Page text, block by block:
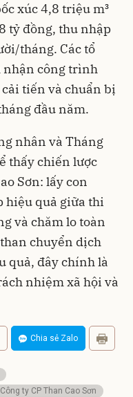
xúc 4,8 triệu m³
tỷ đồng, thu nhập
tháng. Các tổ
nhận công trình
tiến và chuẩn bị
đầu năm.
nhân và Tháng
thấy chiến lược
Sơn: lấy con
hiệu quả giữa thi
và chăm lo toàn
chuyển dịch
quả, đây chính là
nhiệm xã hội và
Chia sẻ Zalo
Công ty CP Than Cao Sơn